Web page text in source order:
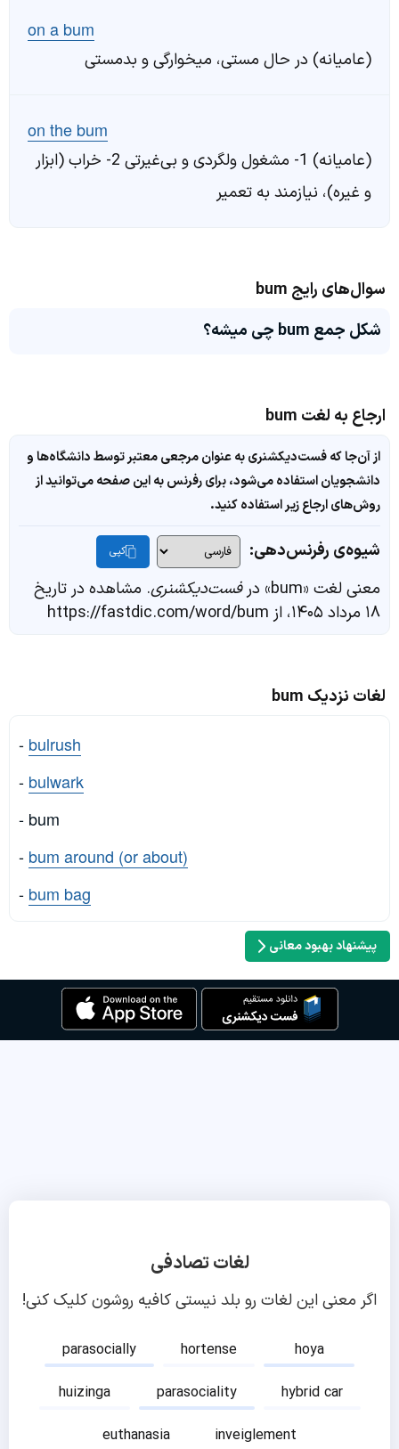
on a bum
(عامیانه) در حال مستی، میخوارگی و بدمستی
on the bum
(عامیانه) 1- مشغول ولگردی و بی‌غیرتی 2- خراب (ابزار
و غیره)، نیازمند به تعمیر
سوال‌های رایج bum
شکل جمع bum چی میشه؟
ارجاع به لغت bum
از آن‌جا که فست‌دیکشنری به عنوان مرجعی معتبر توسط دانشگاه‌ها و
دانشجویان استفاده می‌شود، برای رفرنس به این صفحه می‌توانید از
روش‌های ارجاع زیر استفاده کنید.
شیوه‌ی رفرنس‌دهی: کپی
معنی لغت «bum» در فست‌دیکشنری. مشاهده در تاریخ
۱۸ مرداد ۱۴۰۵، از https://fastdic.com/word/bum
لغات نزدیک bum
- bulrush
- bulwark
- bum
- bum around (or about)
- bum bag
پیشنهاد بهبود معانی
لغات تصادفی
اگر معنی این لغات رو بلد نیستی کافیه روشون کلیک کنی!
parasocially hortense
hoya
huizinga
parasociality
hybrid car
euthanasia
inveiglement